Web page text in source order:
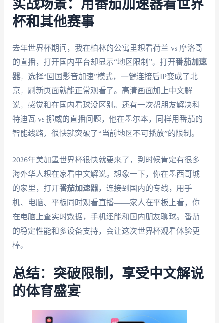
实战场景：用番茄加速器看世界
杯和其他赛事
去年世界杯期间，我在柏林的公寓里想看荷兰 vs 摩洛哥
的直播，打开国内平台却显示“地区限制”。打开番茄加速
器，选择“回国影音加速”模式，一键连接后IP变成了北
京，刷新页面就能正常观看了。高清画面加上中文解
说，感觉和在国内看球没区别。还有一次帮朋友解决科
特迪瓦 vs 挪威的直播问题，他在墨尔本，同样用番茄的
智能线路，很快就突破了“当前地区不可播放”的限制。
2026年美加墨世界杯很快就要来了，到时候肯定有很多
海外华人想在家看中文解说。想象一下，你在墨西哥城
的家里，打开番茄加速器，连接到国内的专线，用手
机、电脑、平板同时观看直播——家人在平板上看，你
在电脑上查实时数据，手机还能和国内朋友聊球。番茄
的稳定性能和多设备支持，会让这次世界杯观看体验更
棒。
总结：突破限制，享受中文解说
的体育盛宴